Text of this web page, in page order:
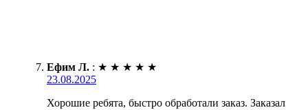
Ефим Л. : ★ ★ ★ ★ ★
23.08.2025
Хорошие ребята, быстро обработали заказ. Заказал